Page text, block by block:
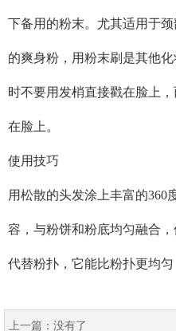
下备用的粉末。尤其适用于
的爽身粉，用粉末刷是其他
时不要用发梢直接戳在脸上
在脸上。
使用技巧
用松散的头发涂上丰富的360
容，与粉饼和粉底均匀融合
代替粉扑，它能比粉扑更均匀
上一篇： 没有了